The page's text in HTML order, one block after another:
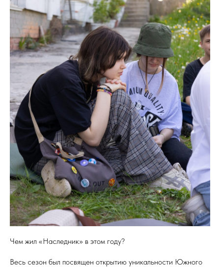
Чем жил «Наследник» в этом году?
Весь сезон был посвящен открытию уникальности Южного